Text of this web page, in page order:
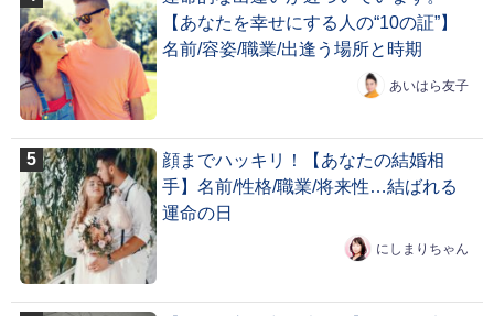
【あなたを幸せにする人の“10の証”】
名前/容姿/職業/出逢う場所と時期
あいはら友子
顔までハッキリ！【あなたの結婚相
手】名前/性格/職業/将来性…結ばれる
運命の日
にしまりちゃん